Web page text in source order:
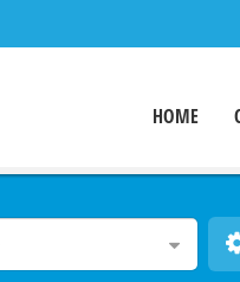
HOME